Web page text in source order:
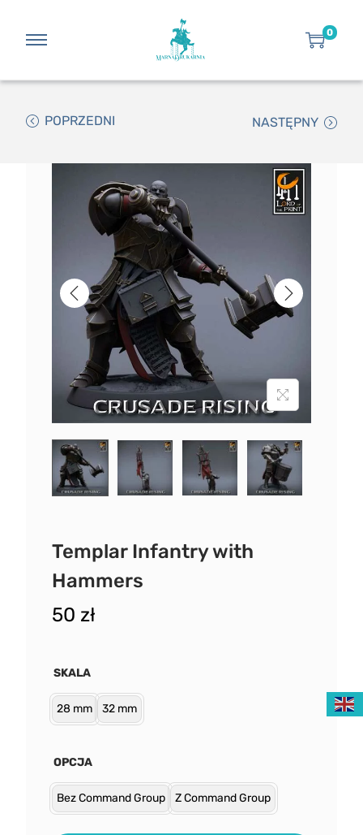
0
POPRZEDNI NASTĘPNY
Templar Infantry with
Hammers
50 zł
SKALA
28 mm 32 mm
OPCJA
Bez Command Group Z Command Group